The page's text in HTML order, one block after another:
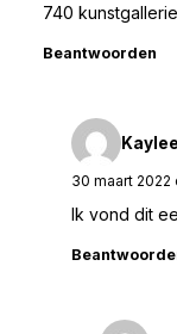
740
Beantwoorden
Kaylee
30 maart 2022
Ik vond dit